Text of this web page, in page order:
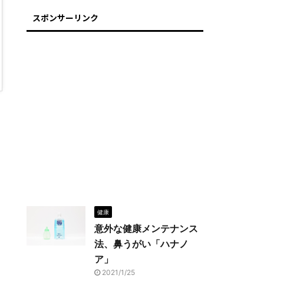
スポンサーリンク
健康
意外な健康メンテナンス
法、鼻うがい「ハナノ
ア」
2021/1/25